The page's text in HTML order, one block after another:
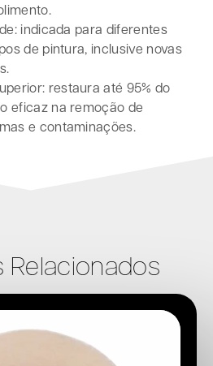
indicada para diferentes
de pintura, inclusive novas
restaura até 95% do
eficaz na remoção de
e contaminações.
Relacionados